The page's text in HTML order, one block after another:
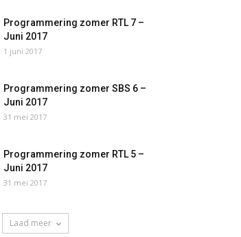
Programmering zomer RTL 7 –
Juni 2017
1 juni 2017
Programmering zomer SBS 6 –
Juni 2017
31 mei 2017
Programmering zomer RTL 5 –
Juni 2017
31 mei 2017
Laad meer